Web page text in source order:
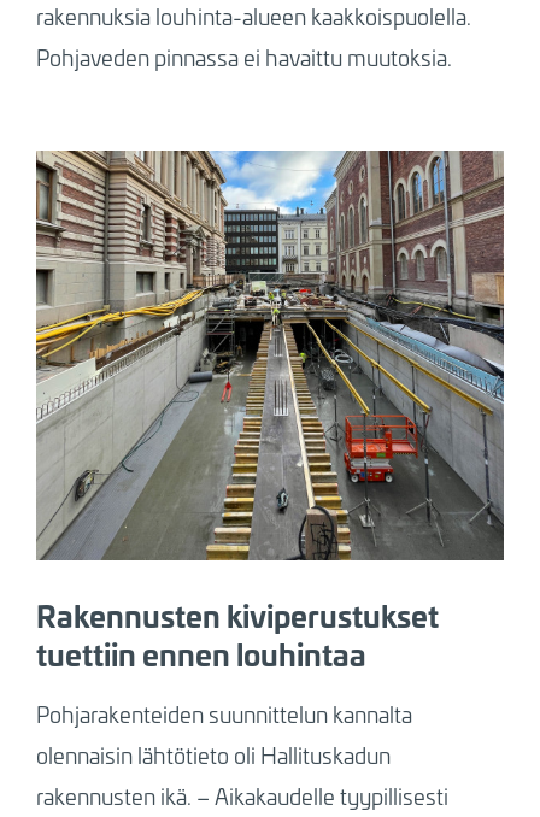
rakennuksia louhinta-alueen kaakkoispuolella.
Pohjaveden pinnassa ei havaittu muutoksia.
Rakennusten kiviperustukset
tuettiin ennen louhintaa
Pohjarakenteiden suunnittelun kannalta
olennaisin lähtötieto oli Hallituskadun
rakennusten ikä. – Aikakaudelle tyypillisesti